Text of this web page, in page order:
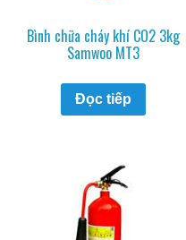
Bình chữa cháy khí CO2 3kg
Samwoo MT3
Đọc tiếp